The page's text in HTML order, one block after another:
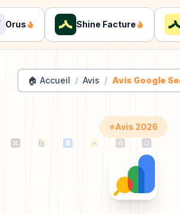
Shine Facture
🏠 Accueil / Avis / Avis Google
⭐Avis 2026